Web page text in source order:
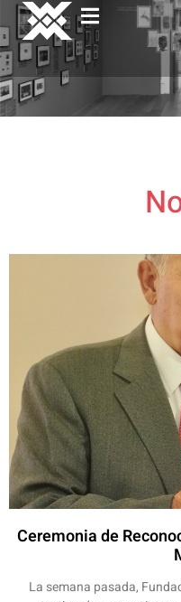
Ceremonia de
La semana pasada,